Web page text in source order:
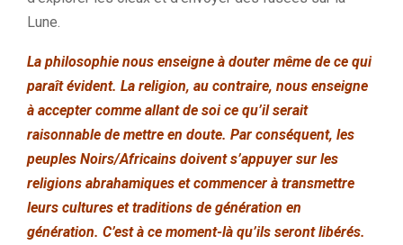
Lune.
La philosophie nous enseigne à douter même de ce qui
paraît évident. La religion, au contraire, nous enseigne
à accepter comme allant de soi ce qu’il serait
raisonnable de mettre en doute. Par conséquent, les
peuples Noirs/Africains doivent s’appuyer sur les
religions abrahamiques et commencer à transmettre
leurs cultures et traditions de génération en
génération. C’est à ce moment-là qu’ils seront libérés.